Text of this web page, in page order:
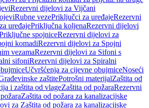
Rezervni dijelovi za Vijčani
Rubne vezePriključci za uređajeRezervni
uređajePriključna koljenaRezervni dijelovi
spojniceRezervni dijelovi za
komadiRezervni dijelovi za Spojni
vezamaRezervni dijelovi za Sifoni s
sifoniRezervni dijelovi za Spiralni
Učvršćenja za cijevne obujmiceNoseći
zaštitePotrošni materijalZaštita od
i zaštita od vlageZaštita od požaraRezervni
Zaštita od požara za kanalizacijske
za Zaštita od požara za kanalizacijske